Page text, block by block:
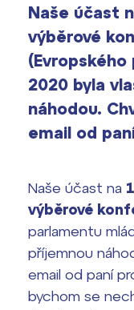
Výsledky 1.
2026/2027
Maturitní
Europass
FOCUSing
Zahraniční
ČAG
Maturitní
Pomoc!
Bakaláři
Office 365
Naše účast
výběrové
2020 byla
náhodou.
email od
Naše účast na
výběrové
parlamentu
příjemnou
email od paní
bychom se